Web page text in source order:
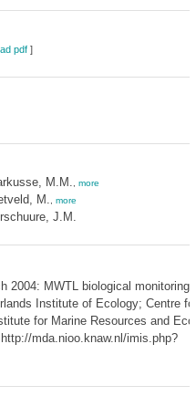
pdf]
M.M. more
M. more
J.M.
2004: MWTL biological monitoring
Institute of Ecology; Centre
for Marine Resources and
mda.nioo.knaw.nl/imis.php?